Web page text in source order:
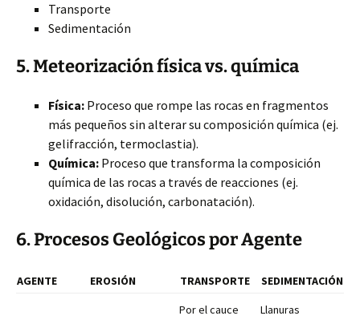
Transporte
Sedimentación
5. Meteorización física vs. química
Física: Proceso que rompe las rocas en fragmentos
más pequeños sin alterar su composición química (ej.
gelifracción, termoclastia).
Química: Proceso que transforma la composición
química de las rocas a través de reacciones (ej.
oxidación, disolución, carbonatación).
6. Procesos Geológicos por Agente
AGENTE EROSIÓN TRANSPORTE SEDIMENTACIÓN
Por el cauce
Llanuras